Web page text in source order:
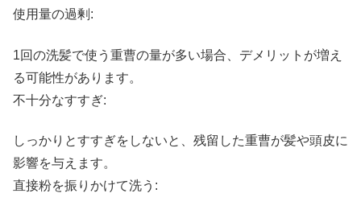
使用量の過剰:
1回の洗髪で使う重曹の量が多い場合、デメリットが増え
る可能性があります。
不十分なすすぎ:
しっかりとすすぎをしないと、残留した重曹が髪や頭皮に
影響を与えます。
直接粉を振りかけて洗う: